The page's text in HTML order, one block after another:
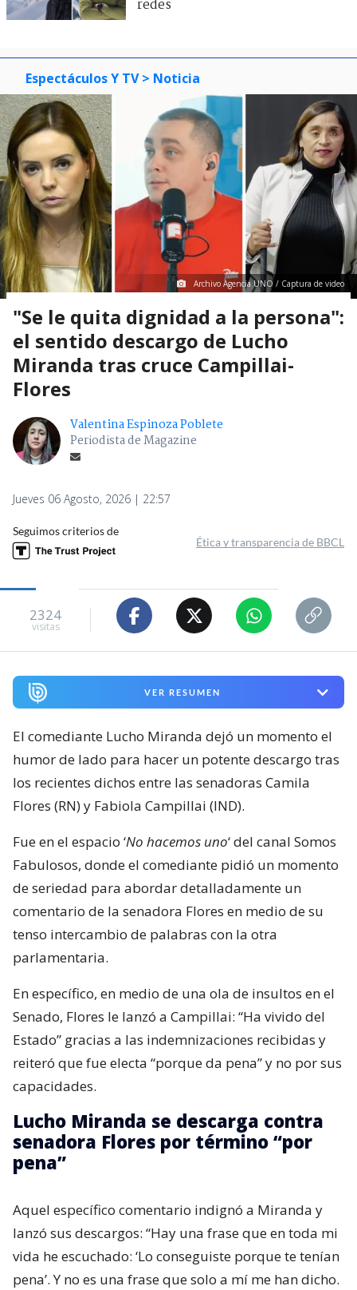
redes
Espectáculos Y TV > Noticia
Archivo Agencia UNO / Captura de video
"Se le quita dignidad a la persona":
el sentido descargo de Lucho
Miranda tras cruce Campillai-
Flores
Valentina Espinoza Poblete
Periodista de Magazine
Jueves 06 Agosto, 2026 | 22:57
Seguimos criterios de
Ética y transparencia de BBCL
2324
visitas
VER RESUMEN
El comediante Lucho Miranda dejó un momento el
humor de lado para hacer un potente descargo tras
los recientes dichos entre las senadoras Camila
Flores (RN) y Fabiola Campillai (IND).
Fue en el espacio ‘No hacemos uno‘ del canal Somos
Fabulosos, donde el comediante pidió un momento
de seriedad para abordar detalladamente un
comentario de la senadora Flores en medio de su
tenso intercambio de palabras con la otra
parlamentaria.
En específico, en medio de una ola de insultos en el
Senado, Flores le lanzó a Campillai: “Ha vivido del
Estado” gracias a las indemnizaciones recibidas y
reiteró que fue electa “porque da pena” y no por sus
capacidades.
Lucho Miranda se descarga contra
senadora Flores por término “por
pena”
Aquel específico comentario indignó a Miranda y
lanzó sus descargos: “Hay una frase que en toda mi
vida he escuchado: ‘Lo conseguiste porque te tenían
pena’. Y no es una frase que solo a mí me han dicho.